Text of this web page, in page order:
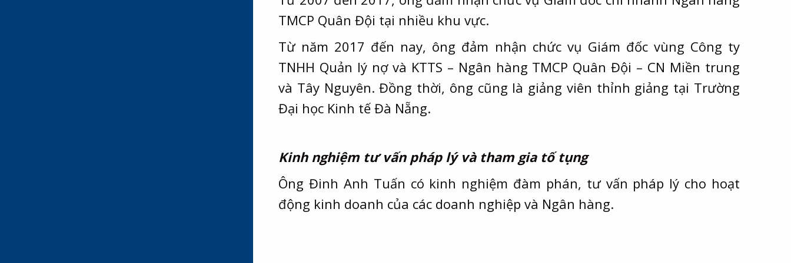
TMCP Quân Đội tại nhiều khu vực.
Từ năm 2017 đến nay, ông đảm nhận chức vụ Giám đốc vùng Công ty
TNHH Quản lý nợ và KTTS – Ngân hàng TMCP Quân Đội – CN Miền trung
và Tây Nguyên. Đồng thời, ông cũng là giảng viên thỉnh giảng tại Trường
Đại học Kinh tế Đà Nẵng.
Kinh nghiệm tư vấn pháp lý và tham gia tố tụng
Ông Đinh Anh Tuấn có kinh nghiệm đàm phán, tư vấn pháp lý cho hoạt
động kinh doanh của các doanh nghiệp và Ngân hàng.